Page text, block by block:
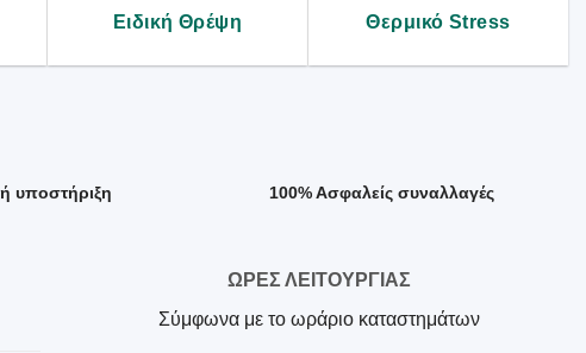
Ειδική Θρέψη Θερμικό Stress
υποστήριξη 100% Ασφαλείς συναλλαγές
ΩΡΕΣ ΛΕΙΤΟΥΡΓΙΑΣ
Σύμφωνα με το ωράριο καταστημάτων